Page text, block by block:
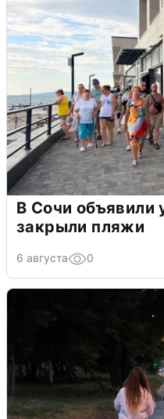
В Сочи объявили
закрыли пляжи
6 августа 0